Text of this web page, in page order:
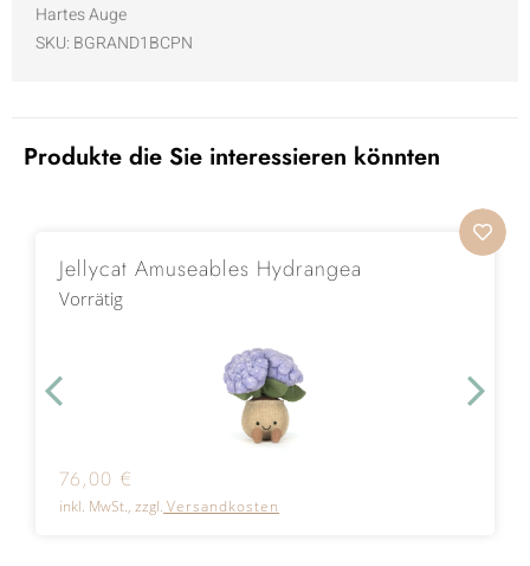
Hartes Auge
SKU: BGRAND1BCPN
Produkte die Sie interessieren könnten
Jellycat Amuseables Hydrangea
Vorrätig
76,00 €
inkl. MwSt., zzgl. Versandkosten